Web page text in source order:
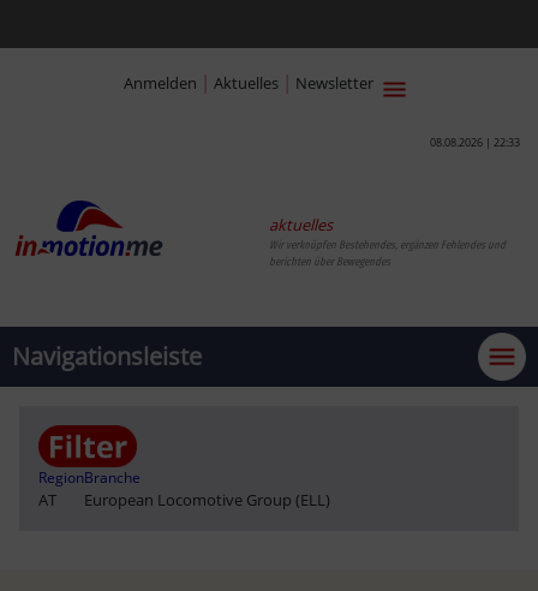
Anmelden | Aktuelles | Newsletter
08.08.2026 | 22:33
aktuelles
Wir verknüpfen Bestehendes, ergänzen Fehlendes und
berichten über Bewegendes
Navigationsleiste
Region
AT
Branche
European Locomotive Group (ELL)